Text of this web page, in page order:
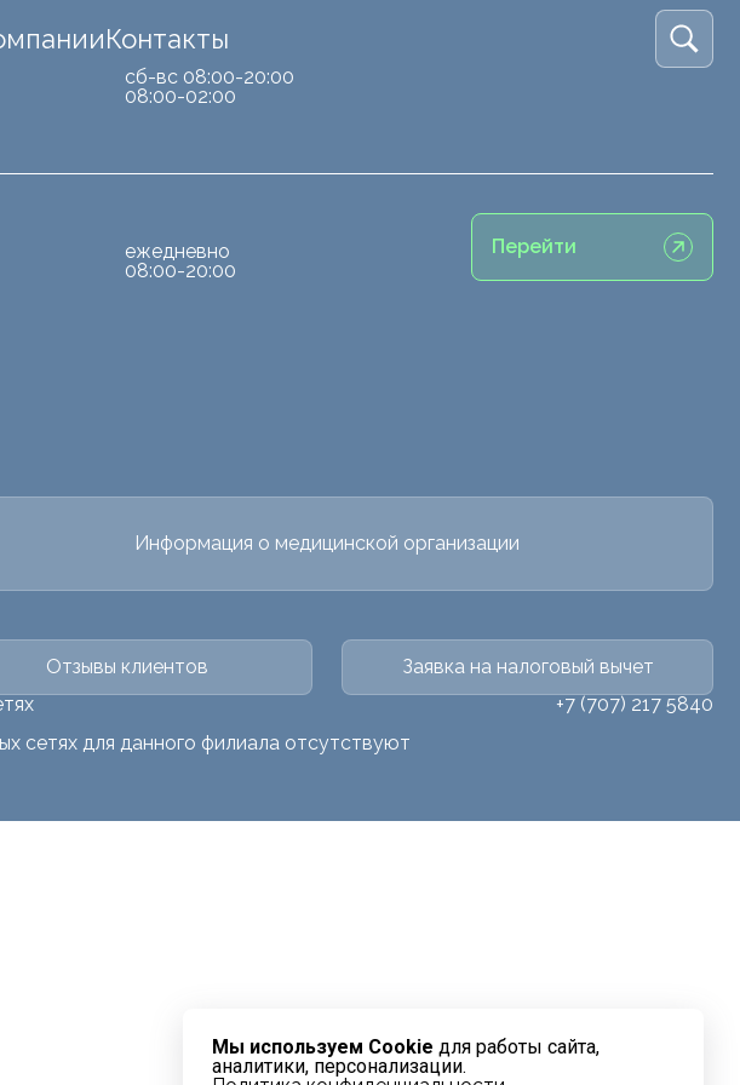
Контакты
сб-вс 08:00-20:00
08:00-02:00
ежедневно
08:00-20:00
Перейти
Мы используем Cookie для работы сайта,
аналитики, персонализации.
Информация о медицинской организации
Отзывы клиентов
Заявка на налоговый вычет
сетях для данного филиала отсутствуют
+7 (707) 217 5840